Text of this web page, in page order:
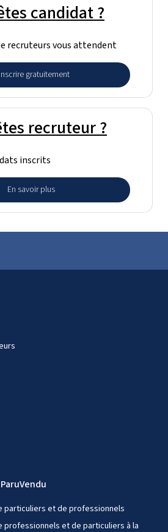
candidat ?
recruteurs vous attendent
gratuitement
recruteur ?
inscrits
En savoir plus
particuliers et de professionnels
professionnels et de particuliers à la